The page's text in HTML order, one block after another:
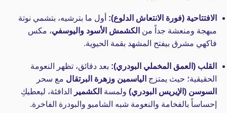
الافتتاحية (فورة الانتعاش الدلوع): أول ما بترشيه، بتشمي نوتة
مبهجة ومنعشة جداً من الكشمش الأسود واليوسفي، مكس
فاكهي مشرق بيفتح المشهد بقمة الحيوية.
القلب (العمق المخملي البودري): بعد دقائق، تظهر النعومة
الحقيقية؛ حيث يمتزج الياسمين وزهرة البرتقال مع سحر
السوسن (الإيريس البودري) ولمسة الكشمير
الدافئة، ليعطيكِ
إحساساً بالفخامة والنعومة شبه الشامبو والبودرة الفاخرة.